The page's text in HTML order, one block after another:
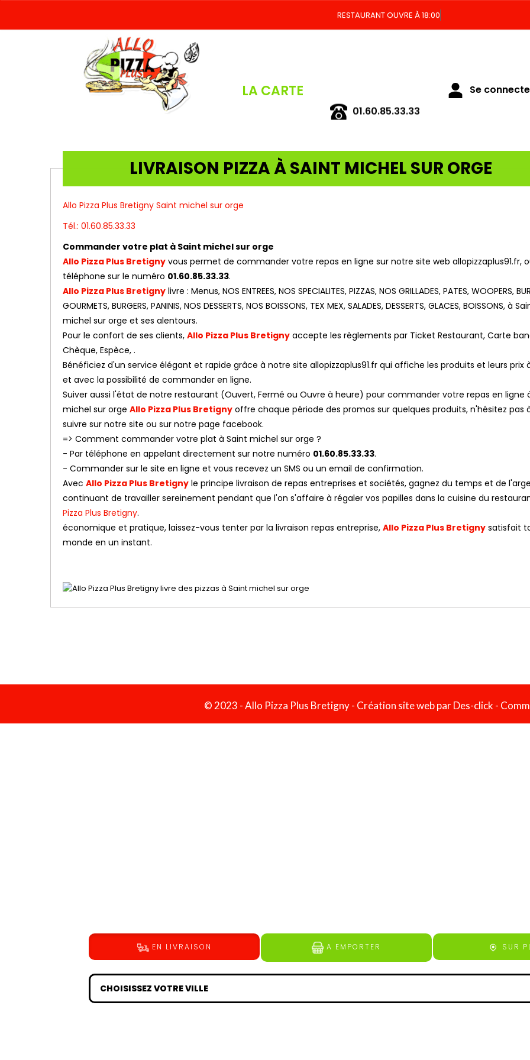
RESTAURANT OUVRE À 18:00
LA CARTE Se
LIVRAISON PIZZA À SAINT MICHEL SUR ORGE
Allo Pizza Plus Bretigny Saint michel sur orge
Tél.: 01.60.85.33.33
Commander votre plat à Saint michel sur orge
Allo Pizza Plus Bretigny vous permet de commander votre repas en ligne sur notre site web allopizzaplus91.fr,
téléphone sur le numéro 01.60.85.33.33.
Allo Pizza Plus Bretigny livre : Menus, NOS ENTREES, NOS SPECIALITES, PIZZAS, NOS GRILLADES, PATES, WOOPERS,
GOURMETS, BURGERS, PANINIS, NOS DESSERTS, NOS BOISSONS, TEX MEX, SALADES, DESSERTS, GLACES, BOISSONS, à
michel sur orge et ses alentours.
Pour le confort de ses clients, Allo Pizza Plus Bretigny accepte les règlements par Ticket Restaurant, Carte
Chèque, Espèce, .
Bénéficiez d'un service élégant et rapide grâce à notre site allopizzaplus91.fr qui affiche les produits et leurs prix
et avec la possibilité de commander en ligne.
Suiver aussi l'état de notre restaurant (Ouvert, Fermé ou Ouvre à heure) pour commander votre repas en ligne
michel sur orge Allo Pizza Plus Bretigny offre chaque période des promos sur quelques produits, n'hésitez pas
suivre sur notre site ou sur notre page facebook.
=> Comment commander votre plat à Saint michel sur orge ?
- Par téléphone en appelant directement sur notre numéro 01.60.85.33.33.
- Commander sur le site en ligne et vous recevez un SMS ou un email de confirmation.
Avec Allo Pizza Plus Bretigny le principe livraison de repas entreprises et sociétés, gagnez du temps et de
continuant de travailler sereinement pendant que l'on s'affaire à régaler vos papilles dans la cuisine du
Pizza Plus Bretigny.
économique et pratique, laissez-vous tenter par la livraison repas entreprise, Allo Pizza Plus Bretigny satisfait
monde en un instant.
© 2023 -Allo Pizza Plus Bretigny- Création site web parDes-click -